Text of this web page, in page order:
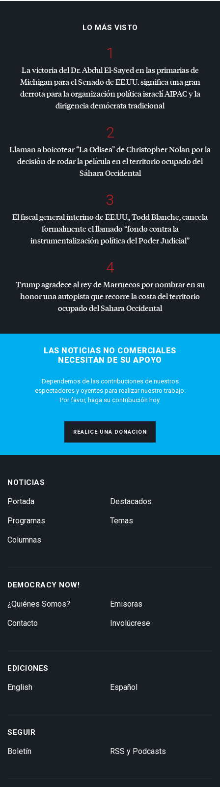
LO MÁS VISTO
1
La victoria del Dr. Abdul El-Sayed en las primarias de
Michigan para el Senado de EE.UU. significa una gran
derrota para la organización política israelíAIPACy la
dirigencia demócrata tradicional
2
Llaman a boicotear “La Odisea” de Christopher Nolan por la
decisión de rodar la película en el territorio ocupado del
Sáhara Occidental
3
El fiscal general interino de EE.UU., Todd Blanche, cancela
formalmente el llamado “fondo contra la
instrumentalización política del Poder Judicial”
4
Trump agradece al rey de Marruecos por nombrar en su
honor una autopista que recorre la costa del territorio
ocupado del Sahara Occidental
LAS NOTICIAS NO COMERCIALES
NECESITAN DE SU APOYO
Dependemos de las contribuciones de nuestros
espectadores y oyentes para realizar nuestro trabajo.
Por favor, haga su contribución hoy.
REALICE UNA DONACIÓN
NOTICIAS
Portada
Programas
Columnas
Destacados
Temas
DEMOCRACY NOW!
¿Quiénes Somos?
Contacto
Emisoras
Involúcrese
EDICIONES
English Español
SEGUIR
Boletín RSS y Podcasts